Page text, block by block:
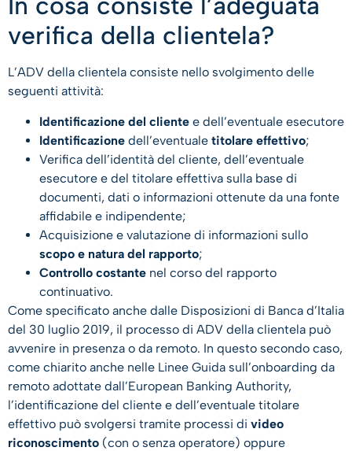
verifica della clientela?
L’ADV della clientela consiste nello svolgimento delle
seguenti attività:
Identificazione del cliente e dell’eventuale esecutore
Identificazione dell’eventuale titolare effettivo;
Verifica dell’identità del cliente, dell’eventuale
esecutore e del titolare effettiva sulla base di
documenti, dati o informazioni ottenute da una fonte
affidabile e indipendente;
Acquisizione e valutazione di informazioni sullo
scopo e natura del rapporto;
Controllo costante nel corso del rapporto
continuativo.
Come specificato anche dalle Disposizioni di Banca d’Italia
del 30 luglio 2019, il processo di ADV della clientela può
avvenire in presenza o da remoto. In questo secondo caso,
come chiarito anche nelle Linee Guida sull’onboarding da
remoto adottate dall’European Banking Authority,
l’identificazione del cliente e dell’eventuale titolare
effettivo può svolgersi tramite processi di video
riconoscimento (con o senza operatore) oppure